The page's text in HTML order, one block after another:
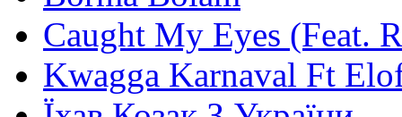
Caught My Eyes (Feat.
Kwagga Karnaval Ft